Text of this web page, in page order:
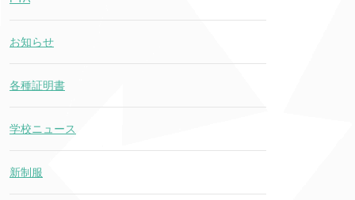
お知らせ
各種証明書
学校ニュース
新制服